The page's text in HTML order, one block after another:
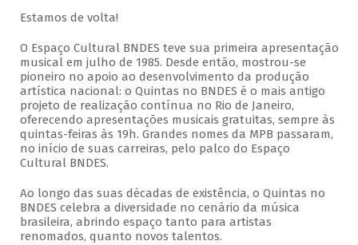
Estamos de volta!
O Espaço Cultural BNDES teve sua primeira apresentação
musical em julho de 1985. Desde então, mostrou-se
pioneiro no apoio ao desenvolvimento da produção
artística nacional: o Quintas no BNDES é o mais antigo
projeto de realização contínua no Rio de Janeiro,
oferecendo apresentações musicais gratuitas, sempre às
quintas-feiras às 19h. Grandes nomes da MPB passaram,
no início de suas carreiras, pelo palco do Espaço
Cultural BNDES.
Ao longo das suas décadas de existência, o Quintas no
BNDES celebra a diversidade no cenário da música
brasileira, abrindo espaço tanto para artistas
renomados, quanto novos talentos.